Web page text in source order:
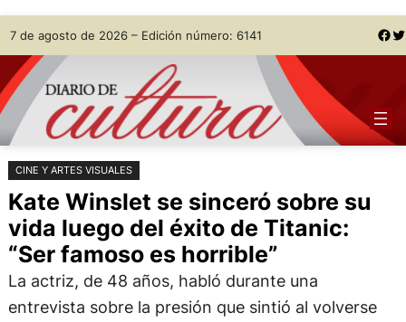
Saltar
al
contenido
Skip
to
content
7 de agosto de 2026 – Edición número: 6141 Facebook Twitter
CINE Y ARTES VISUALES
Kate Winslet se sinceró sobre su
vida luego del éxito de Titanic:
“Ser famoso es horrible”
La actriz, de 48 años, habló durante una
entrevista sobre la presión que sintió al volverse